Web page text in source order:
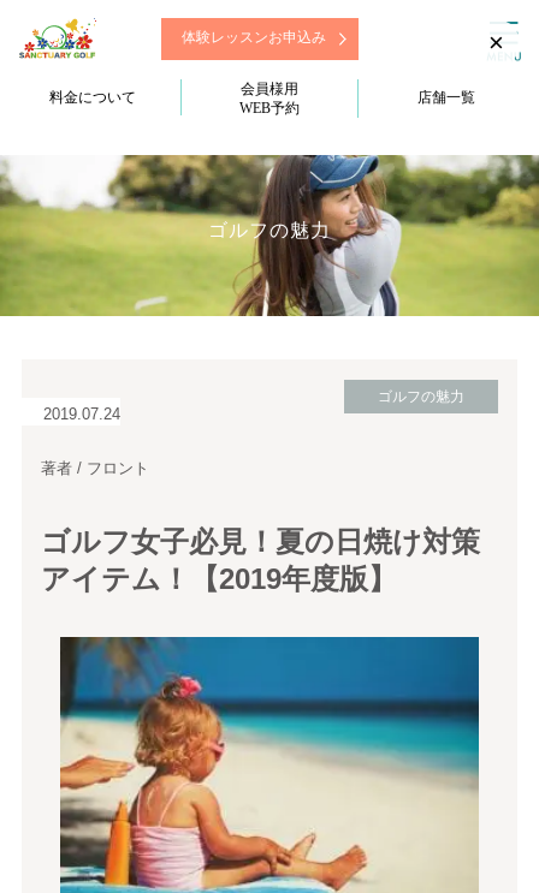
体験レッスンお申込み
料金について
会員様用
WEB予約
店舗一覧
ゴルフの魅力
2019.07.24
ゴルフの魅力
著者 / フロント
ゴルフ女子必見！夏の日焼け対策
アイテム！【2019年度版】
×